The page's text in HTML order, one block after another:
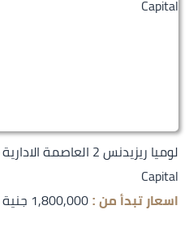
Capital
اسعار تبدأ من : 1,800,000 جنية